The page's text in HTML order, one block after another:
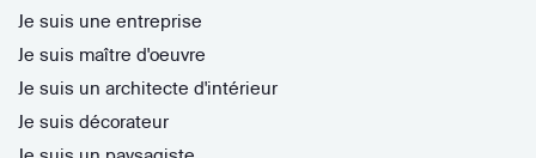
Je suis une entreprise
Je suis maître d'oeuvre
Je suis un architecte d'intérieur
Je suis décorateur